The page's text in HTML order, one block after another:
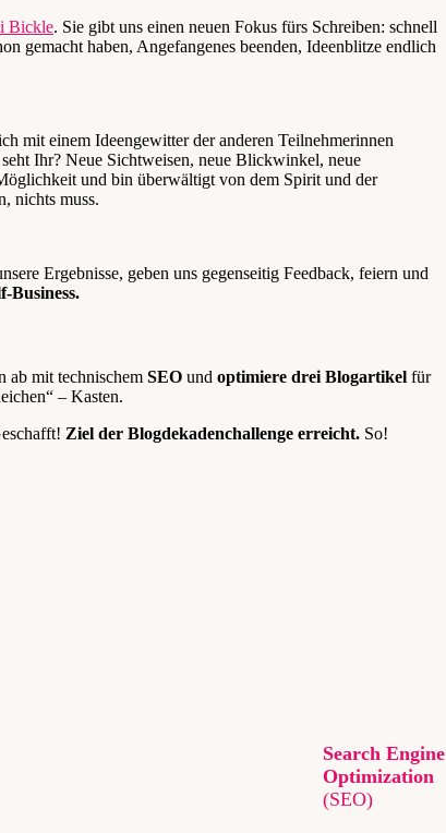
Bickle. Sie gibt uns einen neuen Fokus fürs Schreiben: schnell
gemacht haben, Angefangenes beenden, Ideenblitze endlich
mit einem Ideengewitter der anderen Teilnehmerinnen
Ihr? Neue Sichtweisen, neue Blickwinkel, neue
und bin überwältigt von dem Spirit und der
nichts muss.
Ergebnisse, geben uns gegenseitig Feedback, feiern und
Business.
ab mit technischem SEO und optimiere drei Blogartikel für
– Kasten.
Ziel der Blogdekadenchallenge erreicht. So!
Search Engine
Optimization
(SEO)